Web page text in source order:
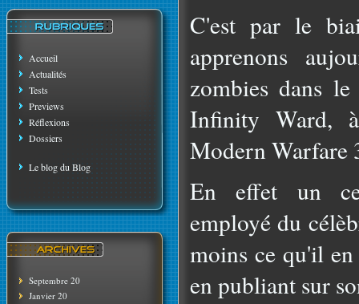
Accueil
Actualités
Tests
Previews
Réflexions
Dossiers
Le blog du Blog
Septembre 20
Janvier 20
C'est par le
apprenons
zombies dans
Infinity Ward,
Modern Warfare
En effet un
employé du
moins ce qu'il
en publiant sur